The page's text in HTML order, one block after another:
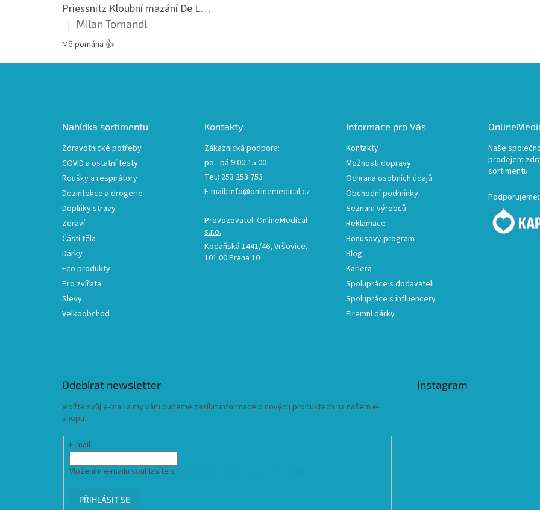
Priessnitz Kloubní mazání De Luxe, 200ml
Hodnocení produktu je 5 z 5 hvězdiček.
| Milan Tomandl
Mě pomáhá 👍
Nabídka sortimentu
Zdravotnické potřeby
COVID a ostatní testy
Roušky a respirátory
Dezinfekce a drogerie
Doplňky stravy
Zdraví
Části těla
Dárky
Eco produkty
Pro zvířata
Slevy
Velkoobchod
Kontakty
Zákaznická podpora:
po - pá 9:00-15:00
Tel.: 253 253 753
E-mail: info@onlinemedical.cz
Provozovatel: OnlineMedical
s.r.o.
Kodaňská 1441/46, Vršovice,
101 00 Praha 10
Informace pro Vás
Kontakty
Možnosti dopravy
Ochrana osobních údajů
Obchodní podmínky
Seznam výrobců
Reklamace
Bonusový program
Blog
Kariera
Spolupráce s dodavateli
Spolupráce s influencery
Firemní dárky
Naše
prodejem
sortimentu.
Podporujeme:
Odebírat newsletter
Vložte svůj e-mail a my vám budeme zasílat informace o nových produktech na našem e-
shopu.
E-mail
Vložením e-mailu souhlasíte s
PŘIHLÁSIT SE
Instagram